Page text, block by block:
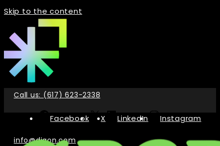
Skip to the content
Call us: (617) 623-2338
Facebook X LinkedIn Instagram
info@digon.com